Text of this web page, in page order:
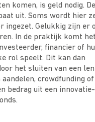
komen, is geld nodig.
uit. Soms wordt hier
ingezet. Gelukkig zijn er
In de praktijk komt
financier of
rol speelt. Dit kan dan
het sluiten van een
crowdfunding
bedrag uit een